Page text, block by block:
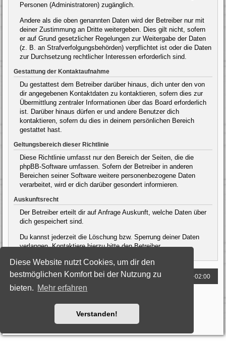
Diese Website nutzt Cookies, um dir den
bestmöglichen Komfort bei der Nutzung zu
bieten. Mehr erfahren
Verstanden!
Personen (Administratoren) zugänglich.
Andere als die oben genannten Daten wird der Betreiber nur mit
deiner Zustimmung an Dritte weitergeben. Dies gilt nicht, sofern
er auf Grund gesetzlicher Regelungen zur Weitergabe der Daten
(z. B. an Strafverfolgungsbehörden) verpflichtet ist oder die Daten
zur Durchsetzung rechtlicher Interessen erforderlich sind.
Gestattung der Kontaktaufnahme
Du gestattest dem Betreiber darüber hinaus, dich unter den von
dir angegebenen Kontaktdaten zu kontaktieren, sofern dies zur
Übermittlung zentraler Informationen über das Board erforderlich
ist. Darüber hinaus dürfen er und andere Benutzer dich
kontaktieren, sofern du dies in deinem persönlichen Bereich
gestattet hast.
Geltungsbereich dieser Richtlinie
Diese Richtlinie umfasst nur den Bereich der Seiten, die die
phpBB-Software umfassen. Sofern der Betreiber in anderen
Bereichen seiner Software weitere personenbezogene Daten
verarbeitet, wird er dich darüber gesondert informieren.
Auskunftsrecht
Der Betreiber erteilt dir auf Anfrage Auskunft, welche Daten über
dich gespeichert sind.
Du kannst jederzeit die Löschung bzw. Sperrung deiner Daten
verlangen. Kontaktiere hierzu bitte den Betreiber.
Foren-Übersicht Alle Zeiten sind UTC+02:00
Powered byphpBB® Forum Software © phpBB Limited
Deutsche Übersetzung durchphpBB.de
Style: Black-Silver by Joyce&Luna
phpBB-Style-Design
Nutzungsbedingungen